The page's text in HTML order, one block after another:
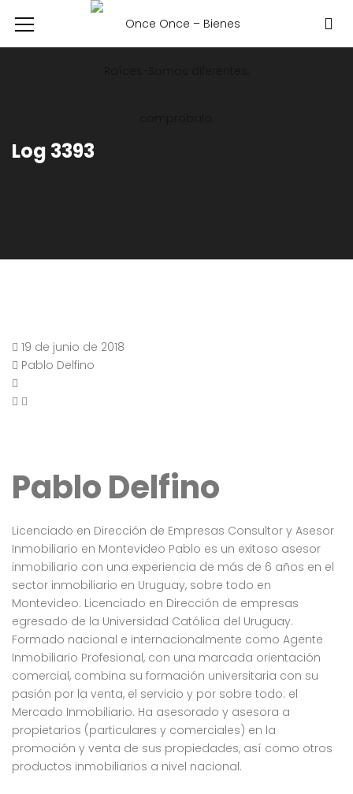
Log 3393
19 de junio de 2018
Pablo Delfino
Pablo Delfino
Licenciado en Dirección de Empresas Consultor y Asesor
Inmobiliario en Montevideo Pablo es un exitoso asesor
inmobiliario con una experiencia de más de 6 años en el
sector inmobiliario en Uruguay, sobre todo en
Montevideo. Licenciado en Dirección de empresas
egresado de la Universidad Católica del Uruguay.
Formado nacional e internacionalmente como Agente
Inmobiliario Profesional, con una marcada orientación
comercial, combina su formación universitaria con su
pasión por la venta, el servicio y por sobre todo: el
Mercado Inmobiliario. Ha asesorado y asesora a
propietarios (particulares y comerciales) en la
promoción y venta de sus propiedades, así como otros
productos inmobiliarios a nivel nacional.